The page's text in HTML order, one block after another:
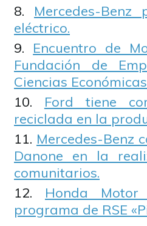
Mercedes-
eléctrico.
Encuentro de
Fundación de
Ciencias
Ford tiene
reciclada en la
Mercedes-Benz
Danone en la
comunitarios.
Honda
programa de RSE